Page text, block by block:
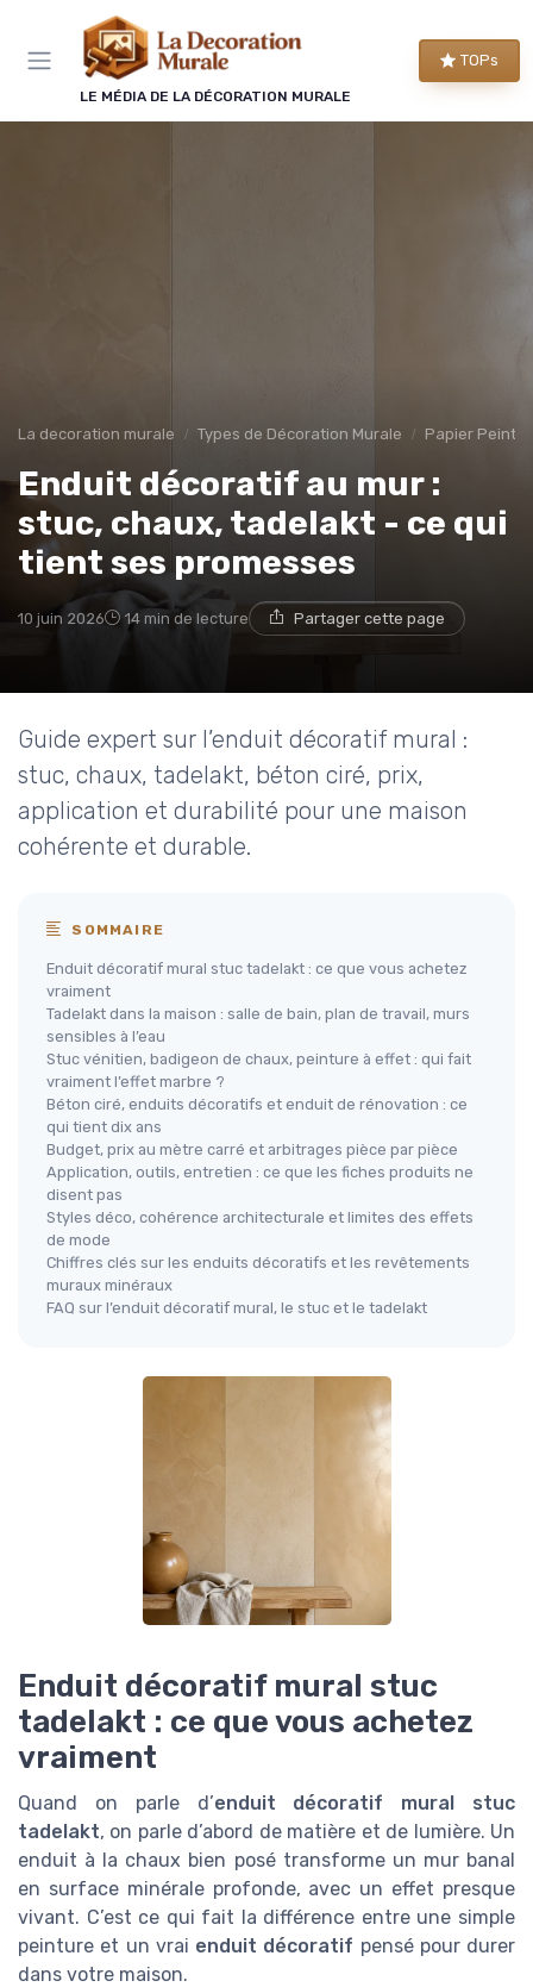
LE MÉDIA DE LA DÉCORATION MURALE
TOPs
La decoration murale Types de Décoration Murale Papier Peint
Enduit décoratif au mur :
stuc, chaux, tadelakt - ce qui
tient ses promesses
10 juin 2026 14 min de lecture Partager cette page
Guide expert sur l’enduit décoratif mural :
stuc, chaux, tadelakt, béton ciré, prix,
application et durabilité pour une maison
cohérente et durable.
SOMMAIRE
Enduit décoratif mural stuc tadelakt : ce que vous achetez
vraiment
Tadelakt dans la maison : salle de bain, plan de travail, murs
sensibles à l’eau
Stuc vénitien, badigeon de chaux, peinture à effet : qui fait
vraiment l’effet marbre ?
Béton ciré, enduits décoratifs et enduit de rénovation : ce
qui tient dix ans
Budget, prix au mètre carré et arbitrages pièce par pièce
Application, outils, entretien : ce que les fiches produits ne
disent pas
Styles déco, cohérence architecturale et limites des effets
de mode
Chiffres clés sur les enduits décoratifs et les revêtements
muraux minéraux
FAQ sur l’enduit décoratif mural, le stuc et le tadelakt
Enduit décoratif mural stuc
tadelakt : ce que vous achetez
vraiment
Quand on parle d’enduit décoratif mural stuc
tadelakt, on parle d’abord de matière et de lumière. Un
enduit à la chaux bien posé transforme un mur banal
en surface minérale profonde, avec un effet presque
vivant. C’est ce qui fait la différence entre une simple
peinture et un vrai enduit décoratif pensé pour durer
dans votre maison.
Panneau de gestion des cookies